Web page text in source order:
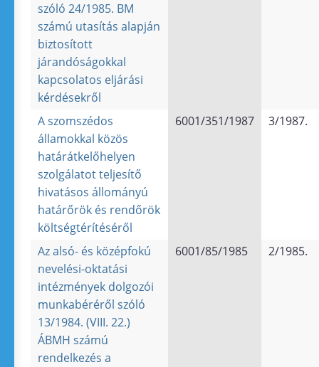
szóló 24/1985. BM
számú utasítás alapján
biztosított
járandóságokkal
kapcsolatos eljárási
kérdésekről
A szomszédos
államokkal közös
határátkelőhelyen
szolgálatot teljesítő
hivatásos állományú
határőrök és rendőrök
költségtérítéséről
6001/351/1987 3/1987.
Az alsó- és középfokú
nevelési-oktatási
intézmények dolgozói
munkabéréről szóló
13/1984. (VIII. 22.)
ÁBMH számú
rendelkezés a
6001/85/1985 2/1985.